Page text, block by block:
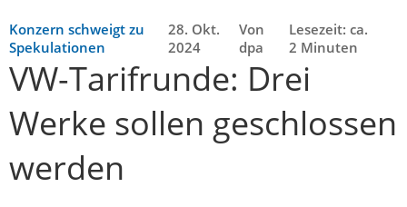
Konzern schweigt zu
Spekulationen
28. Okt.
2024
Von
dpa
Lesezeit: ca.
2 Minuten
VW-Tarifrunde: Drei
Werke sollen geschlossen
werden